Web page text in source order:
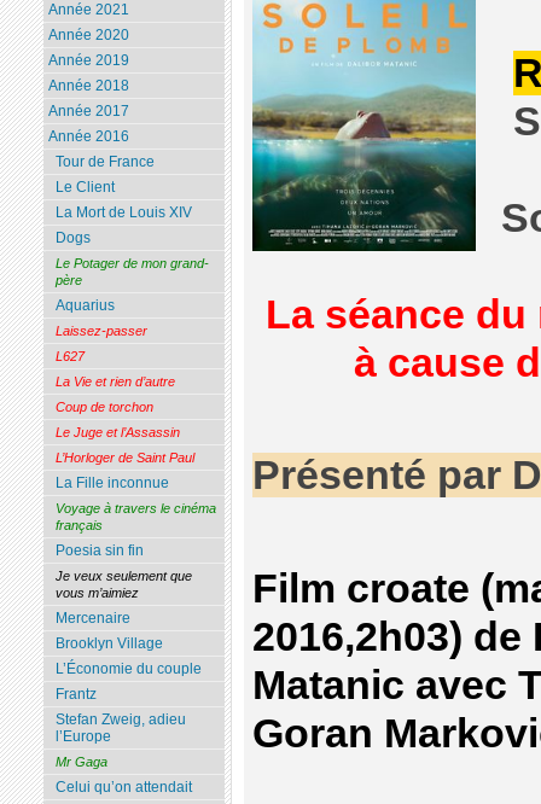
La séance du
à cause
Présenté par
Film croate
2016,2h03) de
Matanic avec
Goran
Année 2021
Année 2020
Année 2019
Année 2018
Année 2017
Année 2016
Tour de France
Le Client
La Mort de Louis XIV
Dogs
Le Potager de mon grand-
père
Aquarius
Laissez-passer
L627
La Vie et rien d’autre
Coup de torchon
Le Juge et l’Assassin
L’Horloger de Saint Paul
La Fille inconnue
Voyage à travers le cinéma
français
Poesia sin fin
Je veux seulement que
vous m’aimiez
Mercenaire
Brooklyn Village
L’Économie du couple
Frantz
Stefan Zweig, adieu
l’Europe
Mr Gaga
Celui qu’on attendait